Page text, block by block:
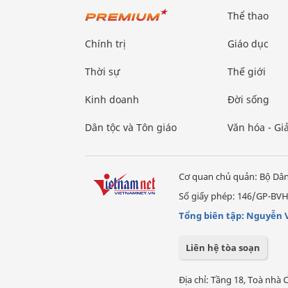
Chính trị
Thời sự
Kinh doanh
Dân tộc và Tôn giáo
Thể thao
Giáo dục
Thế giới
Đời sống
Văn hóa -
Cơ quan chủ quản: Bộ
Số giấy phép: 146/GP-
Tổng biên tập: Nguyễn
Liên hệ tòa soạn
Địa chỉ: Tầng 18, Toà nhà